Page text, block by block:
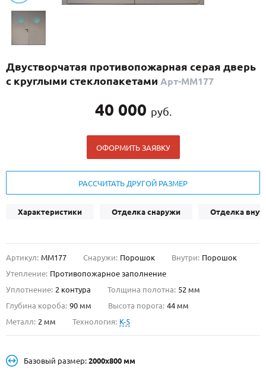
С реечным дизайном(29)
ПО НАЗНАЧЕНИЮ
ПО КОНСТРУКЦИИ
ДВЕРИ С ТЕРМОРАЗРЫВОМ
ГАЛЕРЕЯ
ОПЛАТА
УСТАНОВКА
О НАС
КОНТАКТЫ
Москве и МО
Двустворчатая противопожарная серая дверь
с круглыми стеклопакетами Арт-ММ177
40 000 руб.
ОФОРМИТЬ ЗАЯВКУ
РАССЧИТАТЬ ДРУГОЙ РАЗМЕР
Характеристики Отделка снаружи Отделка
Артикул: ММ177 Снаружи: Порошок Внутри: Порошок
Утепление: Противопожарное заполнение
Уплотнение: 2 контура Толщина полотна: 52 мм
Глубина короба: 90 мм Высота порога: 44 мм
Металл: 2 мм Технология: K-5
Базовый размер: 2000х800 мм